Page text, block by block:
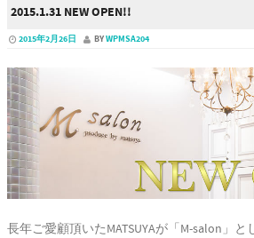
2015.1.31 NEW OPEN!!
2015年2月26日 BYWPMSA204
長年ご愛顧頂いたMATSUYAが「M-salon」